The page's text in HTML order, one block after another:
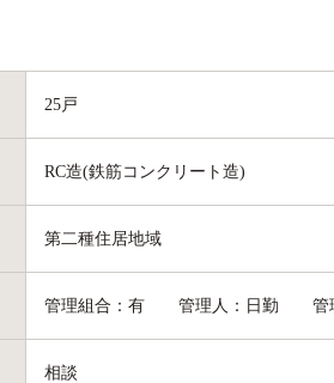
25戸
RC造(鉄筋コンクリート造)
第二種住居地域
管理組合：有 管理人：日勤 管理
相談